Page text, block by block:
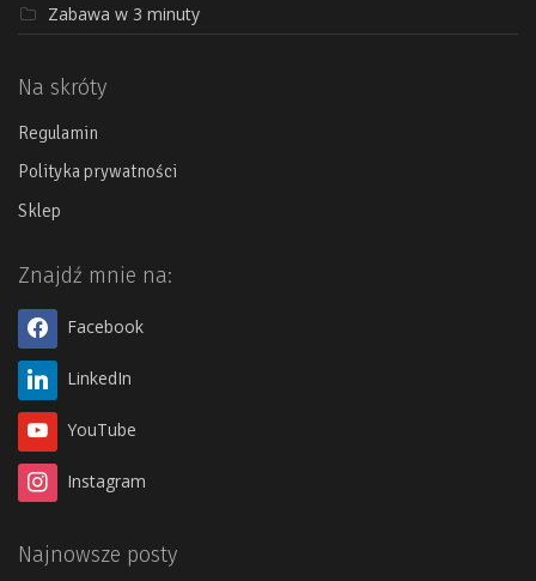
Zabawa w 3 minuty
Na skróty
Regulamin
Polityka prywatności
Sklep
Znajdź mnie na:
Facebook
LinkedIn
YouTube
Instagram
Najnowsze posty